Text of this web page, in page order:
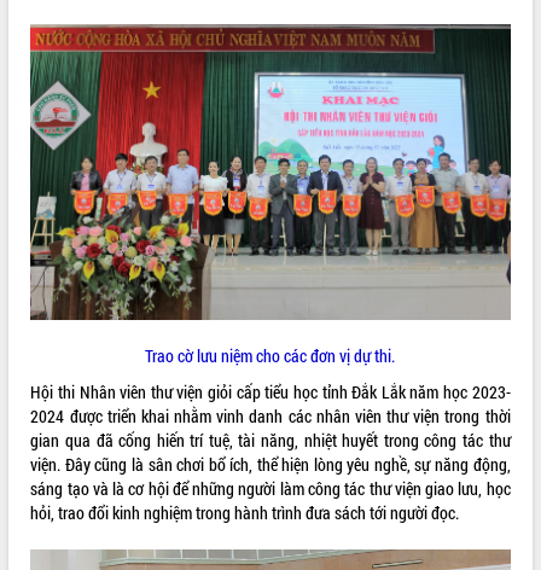
VIDEO
Trailer Lễ hội Sầu riêng Đắk Lắk năm
Khám bệnh, cấp phát thuốc miễn phí
và tặng quà người dân xã Cư Pui
Hội nghị UBND tỉnh Đắk Lắk thường kỳ
tháng 7/2026
Lễ truy tặng danh hiệu “Bà Mẹ Việt
Trao cờ lưu niệm cho các đơn vị dự thi.
Hội thi Nhân viên thư viện giỏi cấp tiểu học tỉnh Đắk Lắk năm học 2023-
2024 được triển khai nhằm vinh danh các nhân viên thư viện trong thời
gian qua đã cống hiến trí tuệ, tài năng, nhiệt huyết trong công tác thư
viện. Đây cũng là sân chơi bổ ích, thể hiện lòng yêu nghề, sự năng động,
sáng tạo và là cơ hội để những người làm công tác thư viện giao lưu, học
hỏi, trao đổi kinh nghiệm trong hành trình đưa sách tới người đọc.